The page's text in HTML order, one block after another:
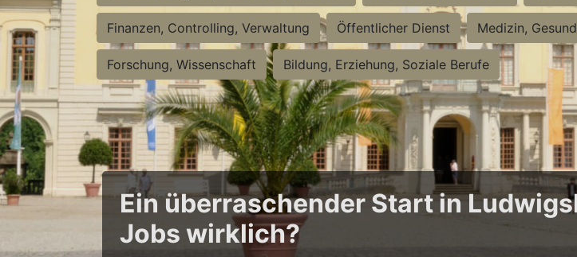
Finanzen, Controlling, Verwaltung Öffentlicher Dienst Medizin,
Forschung, Wissenschaft Bildung, Erziehung, Soziale Berufe
Ein überraschender Start in
Jobs wirklich?